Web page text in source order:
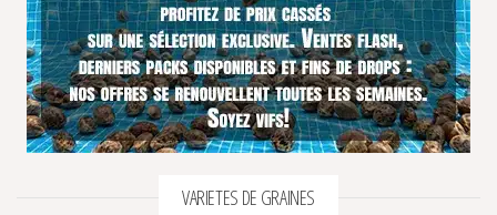
2 avis
VARIETES DE GRAINES